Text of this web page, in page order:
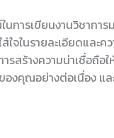
นการเขียนงานวิชากา
ใจในรายละเอียดแล
สร้างความน่าเชื่อถือ
องคุณอย่างต่อเนื่อง แ